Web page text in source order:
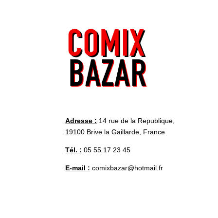
Adresse : 14 rue de la Republique,
19100 Brive la Gaillarde, France
Tél. : 05 55 17 23 45
E-mail : comixbazar@hotmail.fr